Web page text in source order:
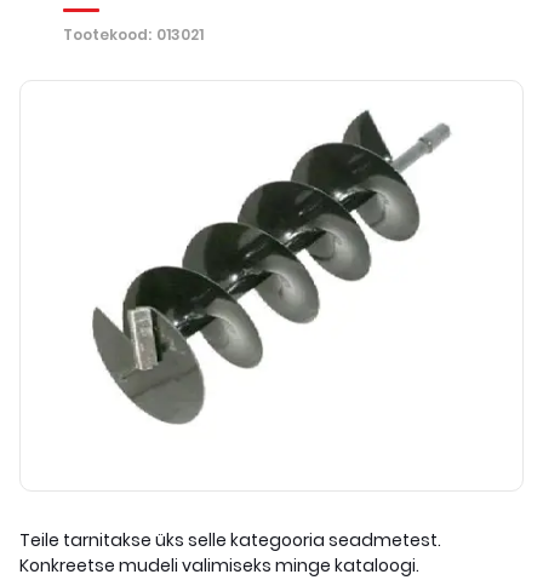
Tootekood: 013021
Teile tarnitakse üks selle kategooria seadmetest.
Konkreetse mudeli valimiseks minge kataloogi.